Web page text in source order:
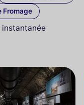
Fromage